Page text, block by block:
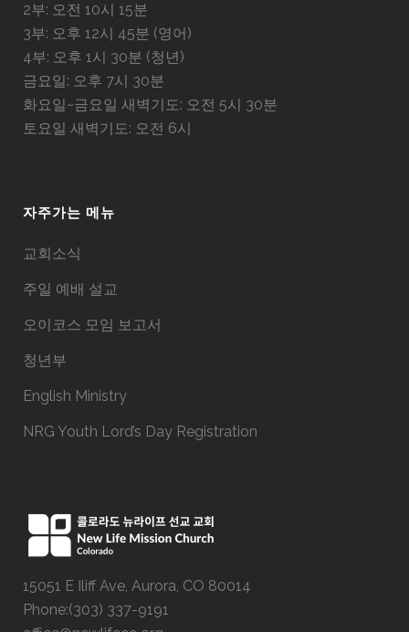
2부: 오전 10시 15분
3부: 오후 12시 45분 (영어)
4부: 오후 1시 30분 (청년)
금요일: 오후 7시 30분
화요일~금요일 새벽기도: 오전 5시 30분
토요일 새벽기도: 오전 6시
자주가는 메뉴
교회소식
주일 예배 설교
오이코스 모임 보고서
청년부
English Ministry
NRG Youth Lord’s Day Registration
15051 E Iliff Ave, Aurora, CO 80014
Phone:(303) 337-9191